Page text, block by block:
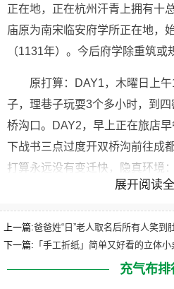
正在地，正在杭州汗青上拥有十
庙原为南宋临安府学所正在地，
（1131年）。今后府学除重筑或
原打算：DAY1，木曜日上午
子，理巷子玩耍3个多小时，到
桥沟口。DAY2，早上正在旅店早
下战书三点过度开双桥沟前
打算永远没有变迁快，隐真环境：
展开阅读
上一篇:爸爸姓“日”老人取名后所有人笑到
下一篇: 「手工折纸」简单又好看的立体小
充气布排